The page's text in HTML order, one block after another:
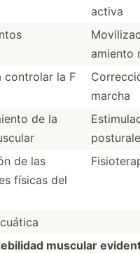
activa
amiento
controlar la F
marcha
de la
de las
físicas del
muscular